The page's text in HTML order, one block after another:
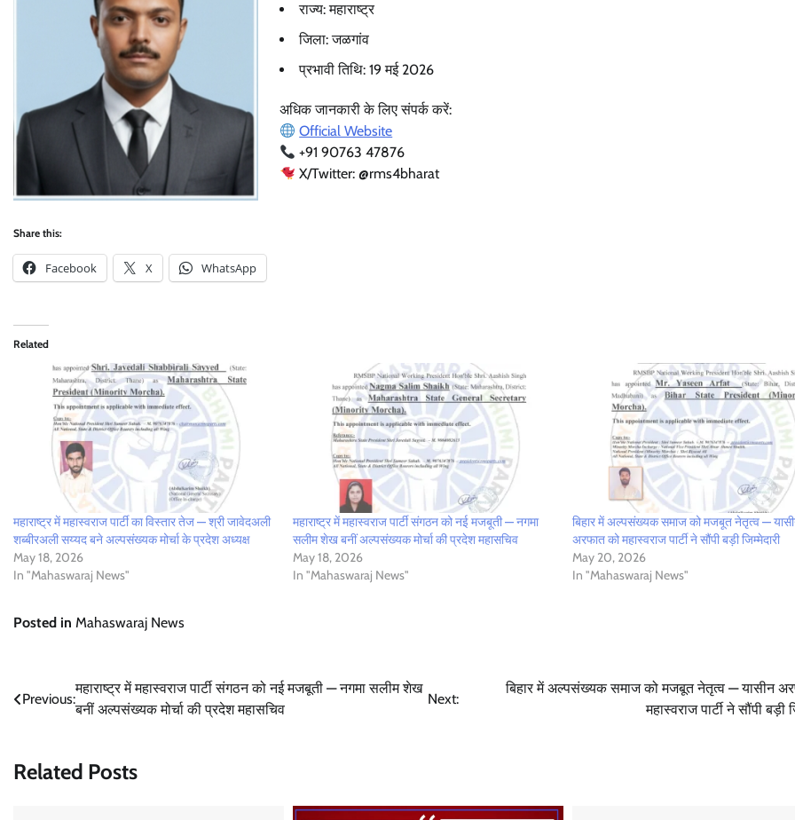
राज्य: महाराष्ट्र
जिला: जळगांव
प्रभावी तिथि: 19 मई 2026
अधिक जानकारी के लिए संपर्क करें:
Official Website
+91 90763 47876
X/Twitter: @rms4bharat
Share this:
Facebook X WhatsApp
Related
महाराष्ट्र में महास्वराज पार्टी का विस्तार तेज — श्री जावेदअली
शब्बीरअली सय्यद बने अल्पसंख्यक मोर्चा के प्रदेश अध्यक्ष
May 18, 2026
In "Mahaswaraj News"
महाराष्ट्र में महास्वराज पार्टी संगठन को नई मजबूती — नगमा
सलीम शेख बनीं अल्पसंख्यक मोर्चा की प्रदेश महासचिव
May 18, 2026
In "Mahaswaraj News"
बिहार में अल्पसंख्यक समाज को मजबूत नेतृत्व —
अरफात को महास्वराज पार्टी ने सौंपी बड़ी जिम्मेदारी
May 20, 2026
In "Mahaswaraj News"
Posted in Mahaswaraj News
Post
Previous:
महाराष्ट्र में महास्वराज पार्टी संगठन को नई मजबूती — नगमा सलीम शेख
बनीं अल्पसंख्यक मोर्चा की प्रदेश महासचिव
Next:
बिहार में अल्पसंख्यक समाज को मजबूत नेतृत्व — यासीन
महास्वराज पार्टी ने सौंपी बड़ी
Related Posts